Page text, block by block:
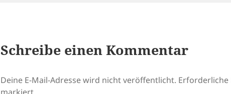
Schreibe einen Kommentar
Deine E-Mail-Adresse wird nicht veröffentlicht.